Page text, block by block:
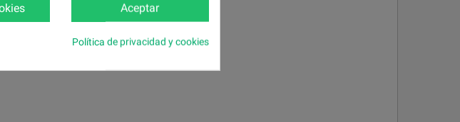
Aceptar
Política de privacidad y cookies